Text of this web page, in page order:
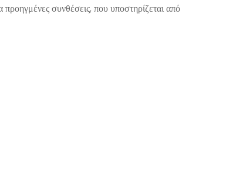
συνθέσεις, που υποστηρίζεται από